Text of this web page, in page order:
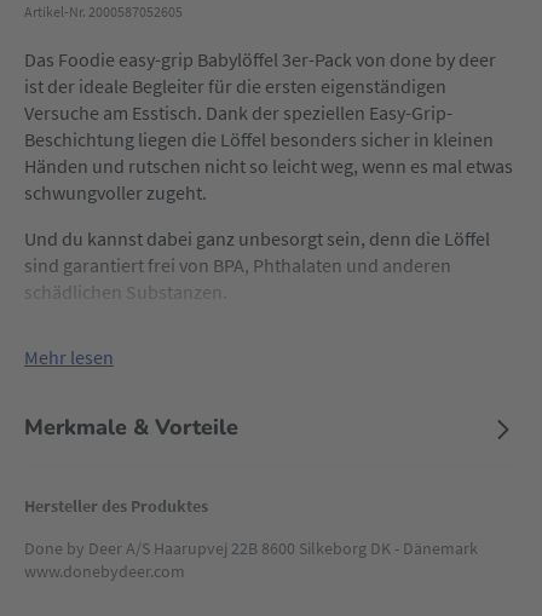
Artikel-Nr. 2000587052605
Das Foodie easy-grip Babylöffel 3er-Pack von done by deer
ist der ideale Begleiter für die ersten eigenständigen
Versuche am Esstisch. Dank der speziellen Easy-Grip-
Beschichtung liegen die Löffel besonders sicher in kleinen
Händen und rutschen nicht so leicht weg, wenn es mal etwas
schwungvoller zugeht.
Und du kannst dabei ganz unbesorgt sein, denn die Löffel
sind garantiert frei von BPA, Phthalaten und anderen
schädlichen Substanzen.
Mehr lesen
Merkmale & Vorteile
Hersteller des Produktes
Done by Deer A/S Haarupvej 22B 8600 Silkeborg DK - Dänemark
www.donebydeer.com